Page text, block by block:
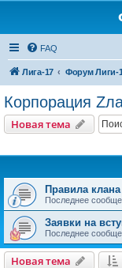
FAQ
Лига-17 Форум Лиги-
Корпорация
Новая тема
Правила клана
Последнее
Заявки на
Последнее
Новая тема